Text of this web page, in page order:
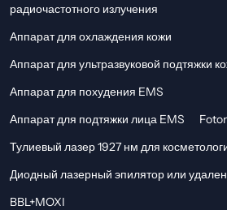
радиочастотного излучения
Аппарат для охлаждения кожи
Аппарат для ультразвуковой подтяжки
Аппарат для похудения EMS
Аппарат для подтяжки лица EMS
Тулиевый лазер 1927 нм для
Диодный лазерный эпилятор или
BBL+MOXI